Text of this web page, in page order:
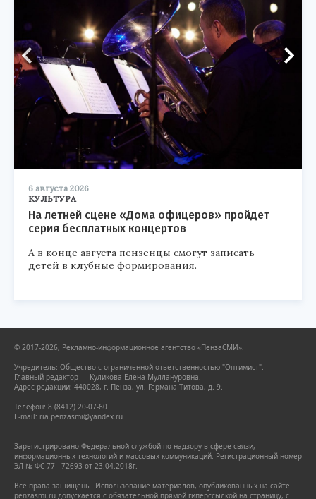
6 августа 2026
КУЛЬТУРА
На летней сцене «Дома офицеров» пройдет
серия бесплатных концертов
А в конце августа пензенцы смогут записать
детей в клубные формирования.
© 2017-2026, Рекламно-информационное агентство «ПензаСМИ».
Учредитель: Общество с ограниченной ответственностью "Оптимист".
Главный редактор — Куликова Елена Муллануровна.
Адрес редакции: 440028, г. Пенза, ул. Германа Титова, д. 9.
Телефон: 8 (8412) 20-07-60
E-mail: ria.penzasmi@yandex.ru
Зарегистрировано Федеральной службой по надзору в сфере связи,
информационных технологий и массовых коммуникаций. Регистрационный номер
ЭЛ № ФС 77 - 72693 от 23.04.2018г.
Все права защищены. Использование материалов, опубликованных на сайте
penzasmi.ru допускается с обязательной прямой гиперссылкой на страницу, с